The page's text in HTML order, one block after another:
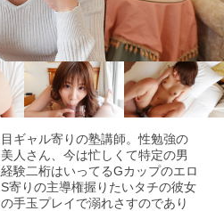
ギャル寄りの塾講師。性勉強の
人さん、今は忙しくて特定の男
験二桁はいってるGカップのエロ
りの主導権握りたいタチの彼女
手玉プレイで溺れさすのであり